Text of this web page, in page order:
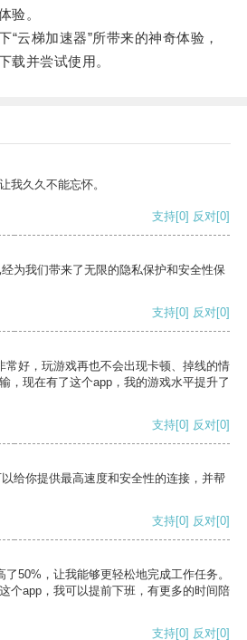
验。
梯加速器”所带来的神奇体验，
载并尝试使用。
我久久不能忘怀。
支持[0] 反对[0]
为我们带来了无限的隐私保护和安全性保
支持[0] 反对[0]
常好，玩游戏再也不会出现卡顿、掉线的情
，现在有了这个app，我的游戏水平提升了
支持[0] 反对[0]
给你提供最高速度和安全性的连接，并帮
支持[0] 反对[0]
50%，让我能够更轻松地完成工作任务。
个app，我可以提前下班，有更多的时间陪
支持[0] 反对[0]